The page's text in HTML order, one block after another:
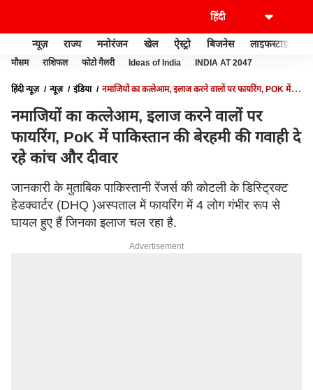
न्यूज़ राज्य मनोरंजन खेल ऐस्ट्रो बिजनेस लाइफस्टाइल
मौसम राशिफल फोटो गैलरी Ideas of India INDIA AT 2047
हिंदी न्यूज़ न्यूज़ इंडिया
नमाजियों का कत्लेआम, इलाज करने वालों पर फायरिंग, POK में
नमाजियों का कत्लेआम, इलाज करने वालों पर
फायरिंग, PoK में पाकिस्तान की बेरहमी की गवाही दे
रहे कांच और दीवार
जानकारी के मुताबिक पाकिस्तानी रेंजर्स की कोटली के डिस्ट्रिक्ट
हेडक्वार्टर (DHQ )अस्पताल में फायरिंग में 4 लोग गंभीर रूप से
घायल हुए हैं जिनका इलाज चल रहा है.
Advertisement